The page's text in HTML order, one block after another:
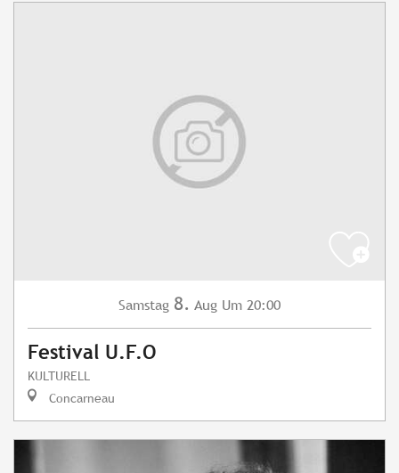
Samstag 8. Aug Um 20:00
Festival U.F.O
KULTURELL
Concarneau